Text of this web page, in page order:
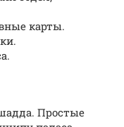
карты.
Простые